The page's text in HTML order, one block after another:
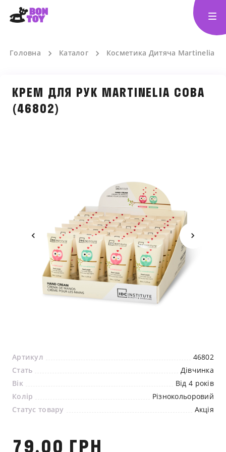
Головна Каталог Косметика Дитяча Martinelia
КРЕМ ДЛЯ РУК MARTINELIA СОВА
(46802)
Артикул
46802
Стать
Дівчинка
Вік
Від 4 років
Колір
Різнокольоровий
Статус товару
Акція
79,00 ГРН
Ми зв'яжемося з вами